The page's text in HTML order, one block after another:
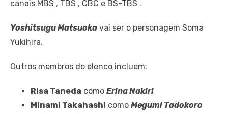
canais MBS , TBS , CBC e BS-TBS .
Yoshitsugu Matsuoka vai ser o personagem Soma
Yukihira.
Outros membros do elenco incluem:
Risa Taneda como Erina Nakiri
Minami Takahashi como Megumi Tadokoro